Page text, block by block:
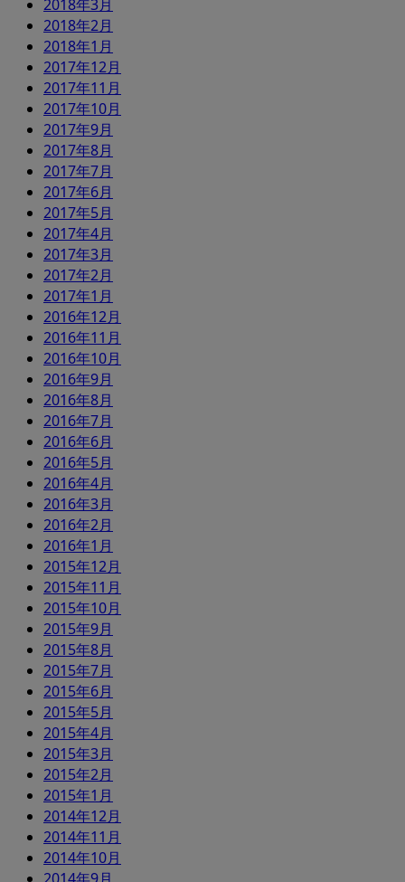
2018年3月
2018年2月
2018年1月
2017年12月
2017年11月
2017年10月
2017年9月
2017年8月
2017年7月
2017年6月
2017年5月
2017年4月
2017年3月
2017年2月
2017年1月
2016年12月
2016年11月
2016年10月
2016年9月
2016年8月
2016年7月
2016年6月
2016年5月
2016年4月
2016年3月
2016年2月
2016年1月
2015年12月
2015年11月
2015年10月
2015年9月
2015年8月
2015年7月
2015年6月
2015年5月
2015年4月
2015年3月
2015年2月
2015年1月
2014年12月
2014年11月
2014年10月